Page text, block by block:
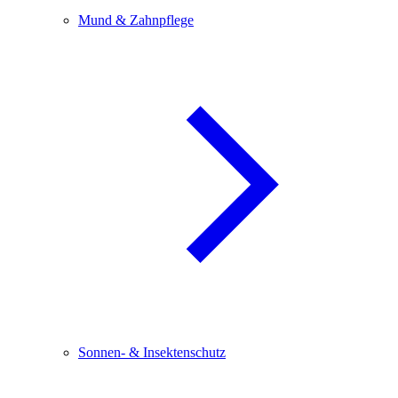
Mund & Zahnpflege
Sonnen- & Insektenschutz